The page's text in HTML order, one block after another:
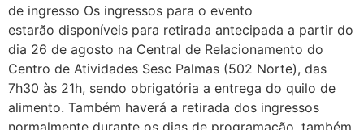
de ingresso Os ingressos para o evento
estarão disponíveis para retirada antecipada a partir do
dia 26 de agosto na Central de Relacionamento do
Centro de Atividades Sesc Palmas (502 Norte), das
7h30 às 21h, sendo obrigatória a entrega do quilo de
alimento. Também haverá a retirada dos ingressos
normalmente durante os dias de programação, também